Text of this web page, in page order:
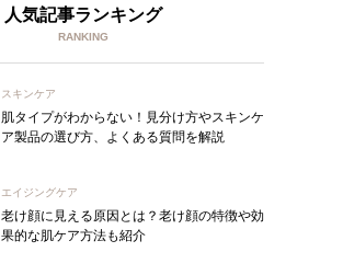
人気記事ランキング
RANKING
スキンケア
肌タイプがわからない！見分け方やスキンケ
ア製品の選び方、よくある質問を解説
エイジングケア
老け顔に見える原因とは？老け顔の特徴や効
果的な肌ケア方法も紹介